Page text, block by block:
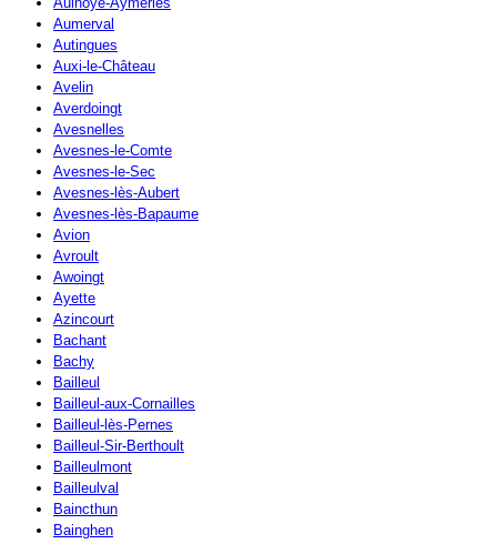
Aumerval
Autingues
Auxi-le-Château
Avelin
Averdoingt
Avesnelles
Avesnes-le-Comte
Avesnes-le-Sec
Avesnes-lès-Aubert
Avesnes-lès-Bapaume
Avion
Avroult
Awoingt
Ayette
Azincourt
Bachant
Bachy
Bailleul
Bailleul-aux-Cornailles
Bailleul-lès-Pernes
Bailleul-Sir-Berthoult
Bailleulmont
Bailleulval
Baincthun
Bainghen